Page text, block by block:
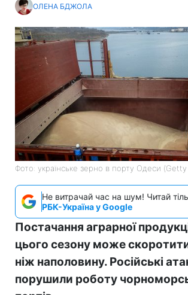
ОЛЕНА БДЖОЛА
Фото: українське зерно в порту Одеси (Getty
Не витрачай час на шум! Читай
РБК-Україна у Google
Постачання аграрної
цього сезону може
ніж наполовину. Російські
порушили роботу